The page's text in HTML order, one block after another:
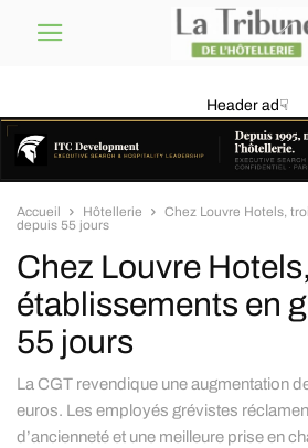
Header ad☟
Accueil Hôtellerie
Chez Louvre Hotels,
depuis 55 jours
Chez Louvre
établissements en
55 jours
La CGT revendique une augmentation
euros. Les employés grévistes
d’ancienneté et une meilleure prise en